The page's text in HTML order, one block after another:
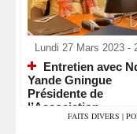
Lundi 27 Mars 2023 -
Entretien avec
Yande Gningue
Présidente de
l’Association
Sénégalaise de
FAITS DIVERS |